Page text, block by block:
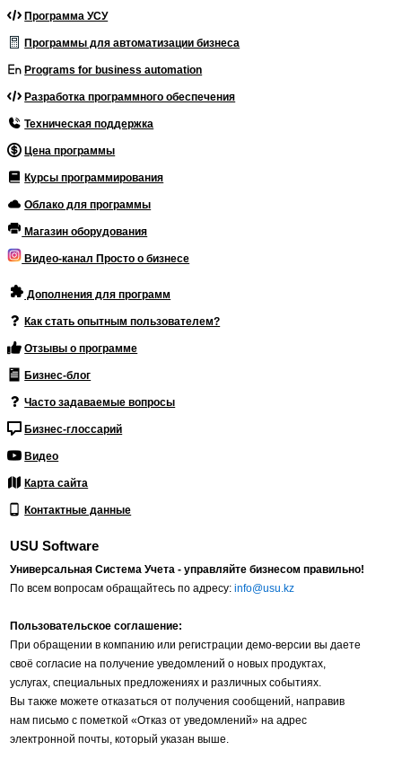
Программа УСУ
Программы для автоматизации бизнеса
Programs for business automation
Разработка программного обеспечения
Техническая поддержка
Цена программы
Курсы программирования
Облако для программы
Магазин оборудования
Видео-канал Просто о бизнесе
Дополнения для программ
Как стать опытным пользователем?
Отзывы о программе
Бизнес-блог
Часто задаваемые вопросы
Бизнес-глоссарий
Видео
Карта сайта
Контактные данные
USU Software
Универсальная Система Учета - управляйте бизнесом правильно!
По всем вопросам обращайтесь по адресу:info@usu.kz
Пользовательское соглашение:
При обращении в компанию или регистрации демо-версии вы даете
своё согласие на получение уведомлений о новых продуктах,
услугах, специальных предложениях и различных событиях.
Вы также можете отказаться от получения сообщений, направив
нам письмо с пометкой «Отказ от уведомлений» на адрес
электронной почты, который указан выше.